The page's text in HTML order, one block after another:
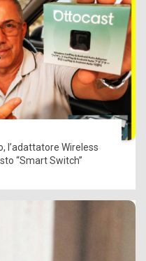
l’adattatore Wireless
“Smart Switch”